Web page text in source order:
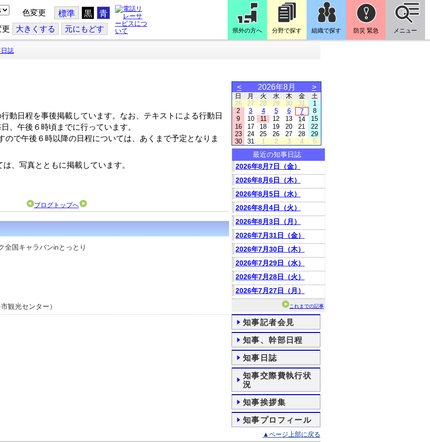
色変更 標準 黒 青
更 大きくする 元にもどす 県外の方へ 分野で探す 組織で探す 防災 緊急 メニュー
誌
動日程を事後掲載しています。なお、テキストによる行動日
、午後６時頃までに行っています。
ので午後６時以降の日程については、あくまで予定となりま
、写真とともに掲載しています。
ブログトップへ
国キャラバンinとっとり
光センター）
< 2026年8月 >
日 月 火 水 木 金
土
26
27 28 29 30 31
1
2
3 4 5 6 7
8
9
10 11 12 13 14
15
16
17 18 19 20 21
22
23
24 25 26 27 28
29
30
31 1 2 3 4 5
最近の知事日誌
2026年8月7日（金）
2026年8月6日（木）
2026年8月5日（水）
2026年8月4日（火）
2026年8月3日（月）
2026年7月31日（金）
2026年7月30日（木）
2026年7月29日（水）
2026年7月28日（火）
2026年7月27日（月）
これまでの記事
知事記者会見
知事、幹部日程
知事日誌
知事交際費執行状
況
知事挨拶集
知事プロフィール
▲ページ上部に戻る